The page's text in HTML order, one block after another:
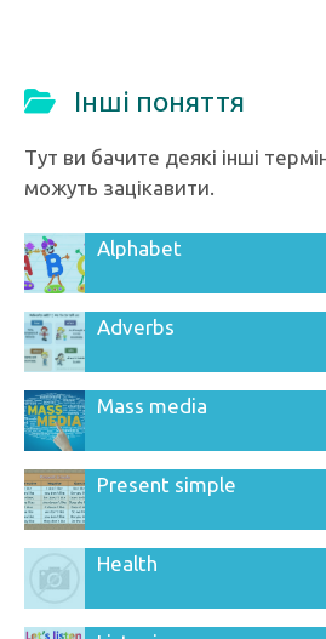
Інші поняття
Тут ви бачите деякі інші
можуть зацікавити.
Alphabet
Adverbs
Mass media
Present simple
Health